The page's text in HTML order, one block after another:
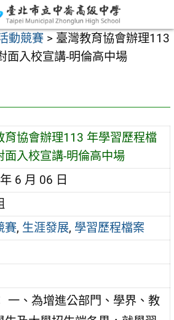
動競賽 > 臺灣教育協會辦理113
面入校宣講-明倫高中場
育協會辦理113 年學習歷程檔
面入校宣講-明倫高中場
6 月 06 日
賽, 生涯發展, 學習歷程檔案
一、為增進公部門、學界、教